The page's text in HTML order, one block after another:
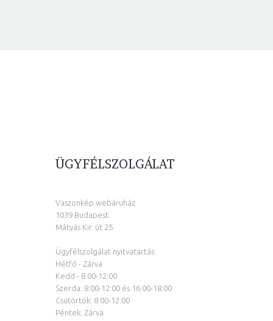
ÜGYFÉLSZOLGÁLAT
Vaszonkép webáruház
1039 Budapest.
Mátyás Kir. út 25.
Ügyfélszolgálat nyitvatartás:
Hétfő - Zárva
Kedd - 8:00-12:00
Szerda: 8:00-12:00 és 16:00-18:00
Csütörtök: 8:00-12:00
Péntek: Zárva